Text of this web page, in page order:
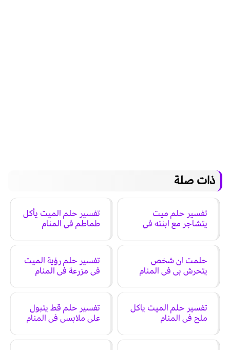
ذات صلة
تفسير حلم ميت
يتشاجر مع ابنته في
تفسير حلم الميت يأكل
طماطم في المنام
حلمت ان شخص
يتحرش بي في المنام
تفسير حلم رؤية الميت
في مزرعة في المنام
تفسير حلم الميت ياكل
ملح في المنام
تفسير حلم قط يتبول
على ملابسي في المنام